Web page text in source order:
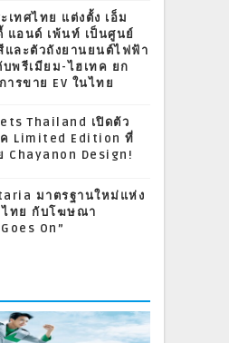
เทศไทย แต่งตั้ง เอ็ม
แอนด์ เพ้นท์ เป็นศูนย์
และตัวถังยานยนต์ไฟฟ้า
พรีเมียม-ไฮเทค ยก
รขาย EV ในไทย
Thailand เปิดตัว
Limited Edition ที่
Chayanon Design!
มาตรฐานใหม่แห่ง
ไทย กับโฆษณา
On”